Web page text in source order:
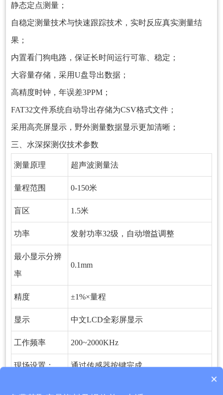
静态定点测量；
自稳定测量技术与快速跟踪技术，实时反应真实测量结
果；
内置看门狗电路，保证长时间运行可靠、稳定；
大容量存储，采用U盘导出数据；
高精度时钟，年误差3PPM；
FAT32文件系统自动导出存储为CSV格式文件；
采用高亮屏显示，野外测量数据显示更加清晰；
三、 水深探测仪技术参数
测量原理 超声波测量法
量程范围 0-150米
盲区 1.5米
功率 发射功率32级，自动增益调整
最小显示分辨
率
0.1mm
精度 ±1%×量程
显示 中文LCD全彩屏显示
工作频率 200~2000KHz
现场设置： 通过传感器按键完成
产品包含安装吗？
×